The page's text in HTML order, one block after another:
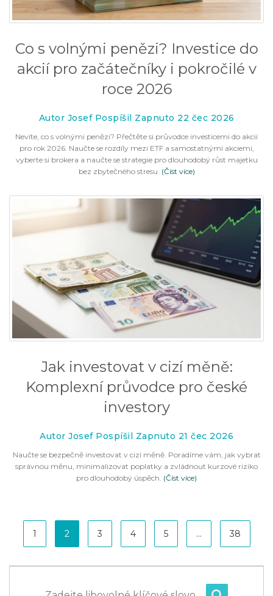
Co s volnými penězi? Investice do
akcií pro začátečníky i pokročilé v
roce 2026
Autor Josef Pospíšil Zapnuto 22 čec 2026
Nevíte, co s volnými penězi? Přečtěte si průvodce investicemi do akcií
pro rok 2026. Naučte se rozdíly mezi ETF a samostatnými akciemi,
vyberte si brokera a naučte se strategie pro dlouhodobý růst majetku
bez zbytečného stresu. (Číst více)
Jak investovat v cizí měně:
Komplexní průvodce pro české
investory
Autor Josef Pospíšil Zapnuto 21 čec 2026
Naučte se bezpečně investovat v cizí měně. Poradíme vám, jak vybrat
správnou měnu, minimalizovat poplatky a zvládnout kurzové riziko
pro dlouhodobý úspěch. (Číst více)
1 2 3 4 5 … 38